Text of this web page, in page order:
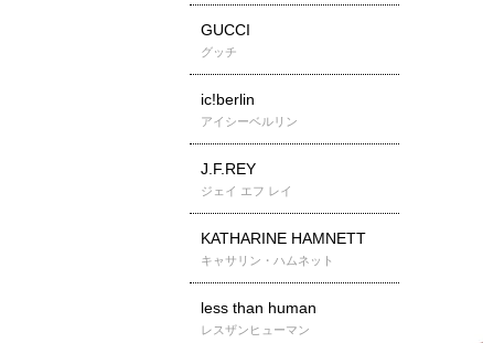
GUCCI
グッチ
ic!berlin
アイシーベルリン
J.F.REY
ジェイ エフ レイ
KATHARINE HAMNETT
キャサリン・ハムネット
less than human
レスザンヒューマン